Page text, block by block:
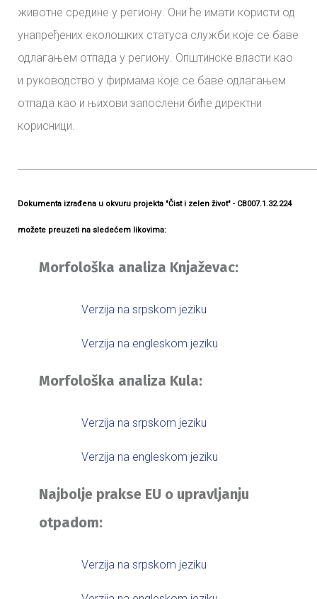
животне средине у региону. Они ће имати користи од
унапређених еколошких статуса служби које се баве
одлагањем отпада у региону. Општинске власти као
и руководство у фирмама које се баве одлагањем
отпада као и њихови запослени биће директни
корисници.
Dokumenta izrađena u okvuru projekta "Čist i zelen život" - CB007.1.32.224
možete preuzeti na sledećem likovima:
Morfološka analiza Knjaževac:
Verzija na srpskom jeziku
Verzija na engleskom jeziku
Morfološka analiza Kula:
Verzija na srpskom jeziku
Verzija na engleskom jeziku
Najbolje prakse EU o upravljanju
otpadom:
Verzija na srpskom jeziku